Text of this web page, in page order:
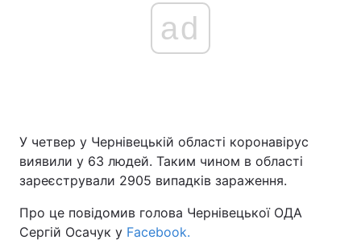
Україна
ad
У четвер у Чернівецькій області коронавірус
виявили у 63 людей. Таким чином в області
зареєстрували 2905 випадків зараження.
Про це повідомив голова Чернівецької ОДА
Сергій Осачук у Facebook.